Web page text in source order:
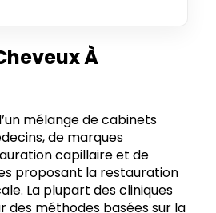
À
mélange de cabinets
de marques
capillaire et de
proposant la restauration
La plupart des cliniques
des méthodes basées sur la